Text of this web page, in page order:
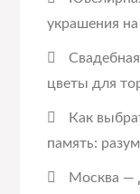
украшения на
цветы для
Как
память:
Москва —